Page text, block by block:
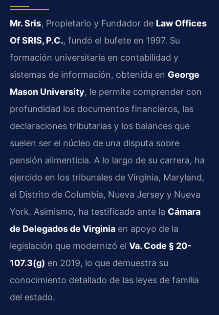
Mr. Sris, Propietario y Fundador de Law Offices
Of SRIS, P.C., fundó el bufete en 1997. Su
formación universitaria en contabilidad y
sistemas de información, obtenida en George
Mason University, le permite comprender con
profundidad los documentos financieros, las
declaraciones tributarias y los balances que
suelen ser el núcleo de una disputa sobre
pensión alimenticia. A lo largo de su carrera, ha
ejercido en los tribunales de Virginia, Maryland,
el Distrito de Columbia, Nueva Jersey y Nueva
York. Asimismo, ha testificado ante la Cámara
de Delegados de Virginia en apoyo de la
legislación que modernizó el Va. Code § 20-
107.3(g) en 2019, lo que demuestra su
conocimiento detallado de las leyes de familia
del estado.